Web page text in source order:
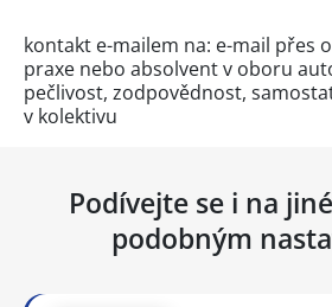
kontakt e-mailem na: e-mail přes
praxe nebo absolvent v oboru
pečlivost, zodpovědnost,
v kolektivu
Podívejte se i na
podobným